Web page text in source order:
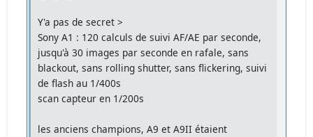
Y'a pas de secret >
Sony A1 : 120 calculs de suivi AF/AE par seconde,
jusqu'à 30 images par seconde en rafale, sans
blackout, sans rolling shutter, sans flickering, suivi
de flash au 1/400s
scan capteur en 1/200s
les anciens champions, A9 et A9II étaient